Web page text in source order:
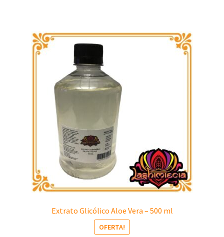
Extrato Glicólico Aloe Vera – 500 ml
OFERTA!